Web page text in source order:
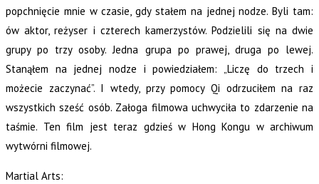
popchnięcie mnie w czasie, gdy stałem na jednej nodze. Byli tam:
ów aktor, reżyser i czterech kamerzystów. Podzielili się na dwie
grupy po trzy osoby. Jedna grupa po prawej, druga po lewej.
Stanąłem na jednej nodze i powiedziałem: „Liczę do trzech i
możecie zaczynać”. I wtedy, przy pomocy Qi odrzuciłem na raz
wszystkich sześć osób. Załoga filmowa uchwyciła to zdarzenie na
taśmie. Ten film jest teraz gdzieś w Hong Kongu w archiwum
wytwórni filmowej.
Martial Arts: